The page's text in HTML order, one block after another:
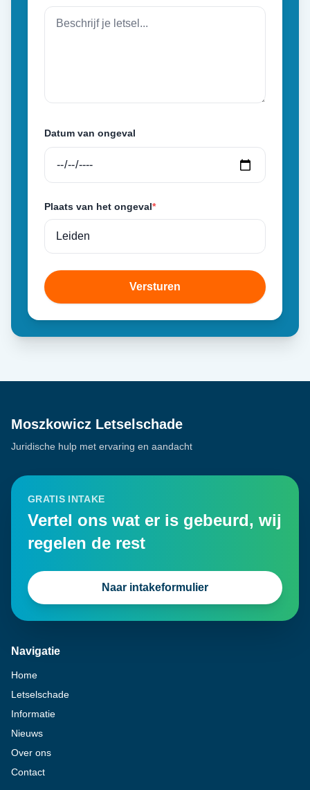
Datum van ongeval
Plaats van het ongeval*
Versturen
Moszkowicz Letselschade
Juridische hulp met ervaring en aandacht
GRATIS INTAKE
Vertel ons wat er is gebeurd, wij
regelen de rest
Naar intakeformulier
Navigatie
Home
Letselschade
Informatie
Nieuws
Over ons
Contact